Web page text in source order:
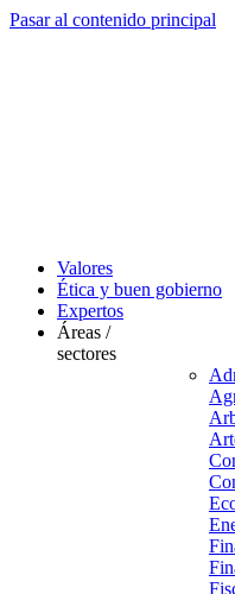
Pasar al contenido principal
Valores
Ética y buen gobierno
Expertos
Áreas /
sectores